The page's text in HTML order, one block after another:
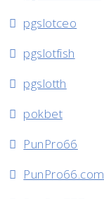
pgslotceo
pgslotfish
pgslotth
pokbet
PunPro66
PunPro66.com